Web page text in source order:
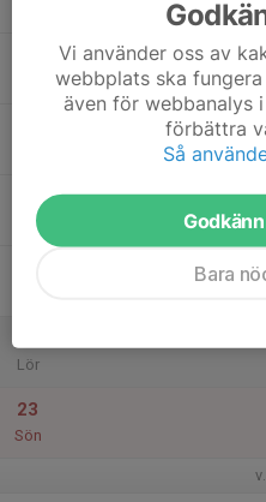
Tor
Lör
23
Sön
Vi använder oss av
webbplats ska
även för webbanalys
förbättra
Så
Bara